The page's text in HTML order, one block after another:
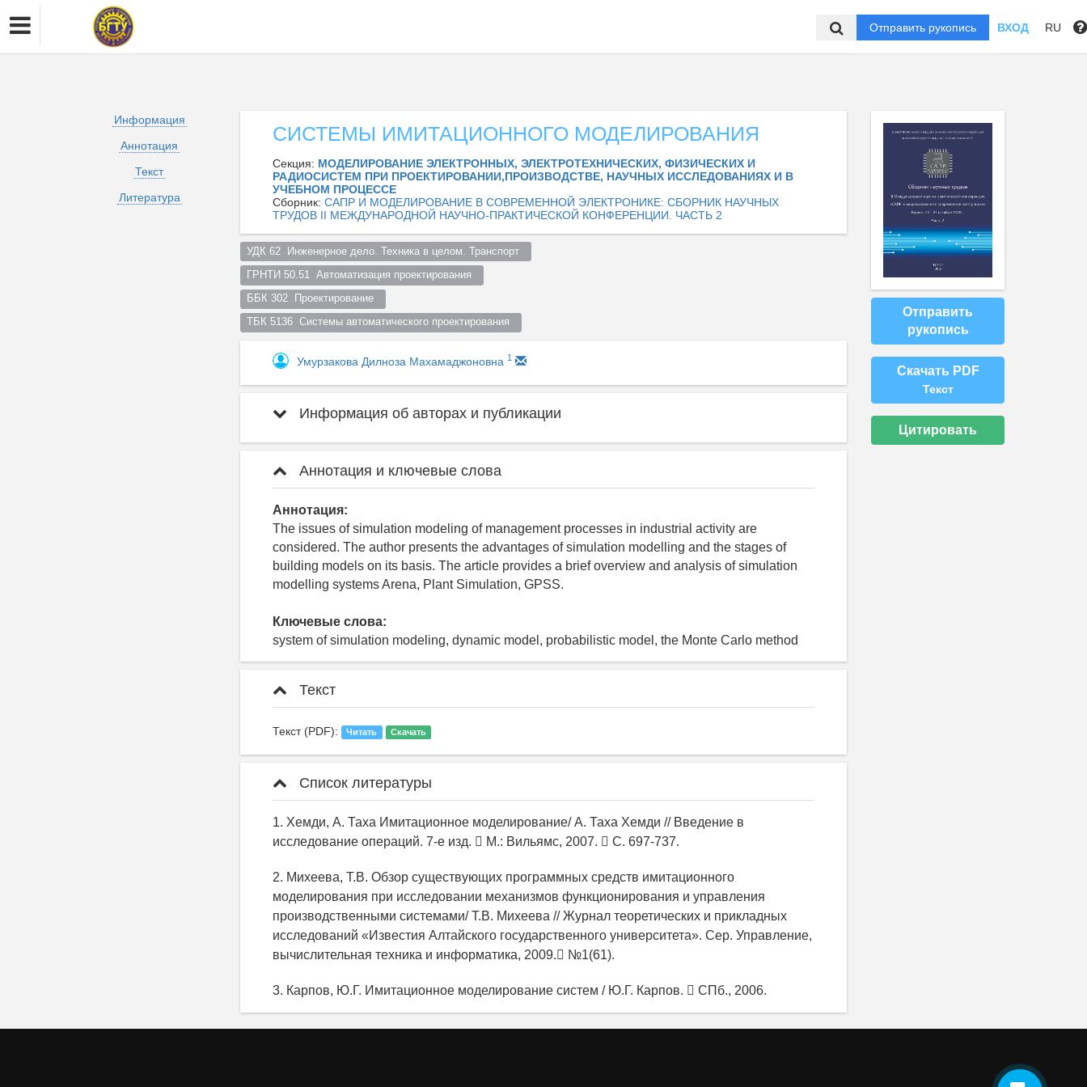
Отправить рукопись ВХОД RU
Информация
Аннотация
Текст
Литература
СИСТЕМЫ ИМИТАЦИОННОГО МОДЕЛИРОВАНИЯ
Секция: МОДЕЛИРОВАНИЕ ЭЛЕКТРОННЫХ, ЭЛЕКТРОТЕХНИЧЕСКИХ, ФИЗИЧЕСКИХ И
РАДИОСИСТЕМ ПРИ ПРОЕКТИРОВАНИИ,ПРОИЗВОДСТВЕ, НАУЧНЫХ ИССЛЕДОВАНИЯХ И В
УЧЕБНОМ ПРОЦЕССЕ
Сборник: САПР И МОДЕЛИРОВАНИЕ В СОВРЕМЕННОЙ ЭЛЕКТРОНИКЕ: СБОРНИК НАУЧНЫХ
ТРУДОВ II МЕЖДУНАРОДНОЙ НАУЧНО-ПРАКТИЧЕСКОЙ КОНФЕРЕНЦИИ. ЧАСТЬ 2
УДК 62  Инженерное дело. Техника в целом. Транспорт
ГРНТИ 50.51  Автоматизация проектирования
ББК 302  Проектирование
ТБК 5136  Системы автоматического проектирования
Умурзакова Дилноза Махамаджоновна 1
Информация об авторах и публикации
Аннотация и ключевые слова
Аннотация:
The issues of simulation modeling of management processes in industrial activity are
considered. The author presents the advantages of simulation modelling and the stages of
building models on its basis. The article provides a brief overview and analysis of simulation
modelling systems Arena, Plant Simulation, GPSS.
Ключевые слова:
system of simulation modeling, dynamic model, probabilistic model, the Monte Carlo method
Текст
Текст (PDF): Читать Скачать
Список литературы
1. Хемди, А. Таха Имитационное моделирование/ А. Таха Хемди // Введение в
исследование операций. 7-е изд.  М.: Вильямс, 2007.  С. 697-737.
2. Михеева, Т.В. Обзор существующих программных средств имитационного
моделирования при исследовании механизмов функционирования и управления
производственными системами/ Т.В. Михеева // Журнал теоретических и прикладных
исследований «Известия Алтайского государственного университета». Сер. Управление,
вычислительная техника и информатика, 2009. №1(61).
3. Карпов, Ю.Г. Имитационное моделирование систем / Ю.Г. Карпов.  СПб., 2006.
Отправить
рукопись
Скачать PDF
Текст
Цитировать